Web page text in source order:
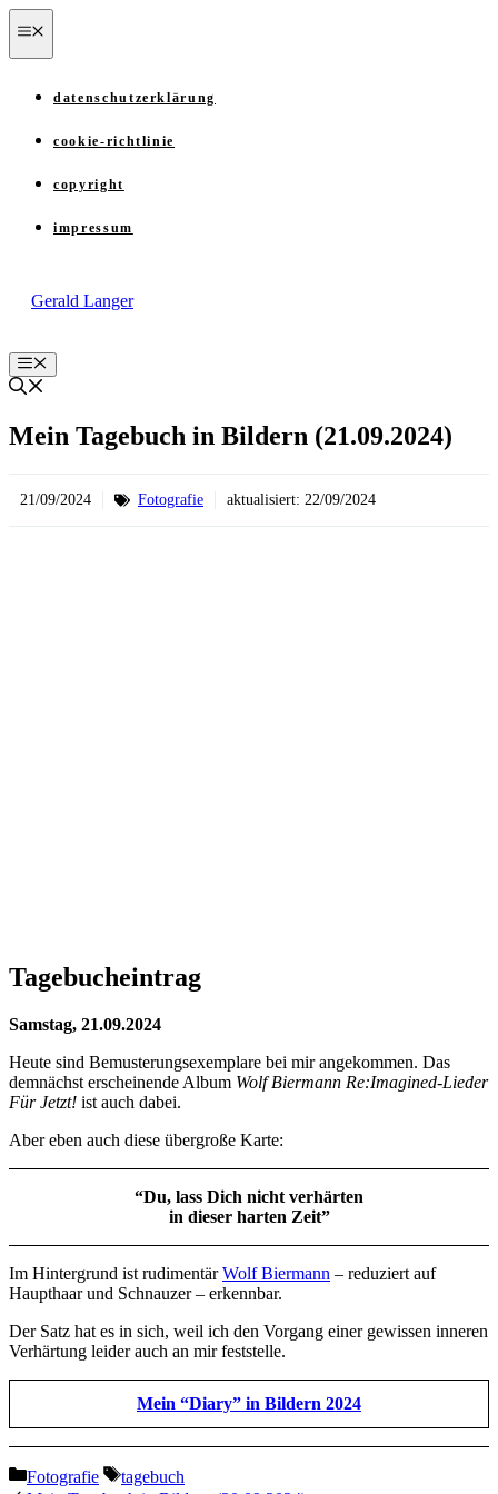
Zum
Inhalt
springen
datenschutzerklärung
cookie-richtlinie
copyright
impressum
Gerald Langer
Menü
Mein Tagebuch in Bildern (21.09.2024)
21/09/2024 Fotografie aktualisiert: 22/09/2024
Tagebucheintrag
Samstag, 21.09.2024
Heute sind Bemusterungsexemplare bei mir angekommen. Das
demnächst erscheinende Album Wolf Biermann Re:Imagined-Lieder
Für Jetzt! ist auch dabei.
Aber eben auch diese übergroße Karte:
“Du, lass Dich nicht verhärten
in dieser harten Zeit”
Im Hintergrund ist rudimentärWolf Biermann – reduziert auf
Haupthaar und Schnauzer – erkennbar.
Der Satz hat es in sich, weil ich den Vorgang einer gewissen inneren
Verhärtung leider auch an mir feststelle.
Mein “Diary” in Bildern 2024
Kategorien
Fotografie Schlagwörter
tagebuch